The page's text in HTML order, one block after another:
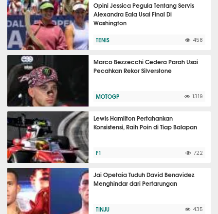
Opini Jessica Pegula Tentang Servis
Alexandra Eala Usai Final Di
Washington
TENIS 458
Marco Bezzecchi Cedera Parah Usai
Pecahkan Rekor Silverstone
MOTOGP 1319
Lewis Hamilton Pertahankan
Konsistensi, Raih Poin di Tiap Balapan
F1 722
Jai Opetaia Tuduh David Benavidez
Menghindar dari Pertarungan
TINJU 435